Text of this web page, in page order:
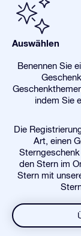
Auswählen
Benennen Sie
indem Sie
Die
Art, einen
den Stern im
Stern mit